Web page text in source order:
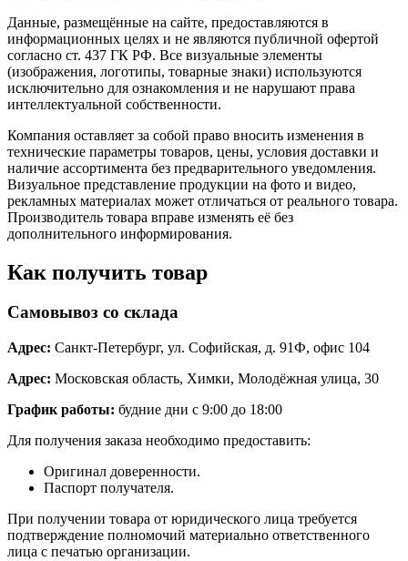
Данные, размещённые на сайте, предоставляются в
информационных целях и не являются публичной офертой
согласно ст. 437 ГК РФ. Все визуальные элементы
(изображения, логотипы, товарные знаки) используются
исключительно для ознакомления и не нарушают права
интеллектуальной собственности.
Компания оставляет за собой право вносить изменения в
технические параметры товаров, цены, условия доставки и
наличие ассортимента без предварительного уведомления.
Визуальное представление продукции на фото и видео,
рекламных материалах может отличаться от реального товара.
Производитель товара вправе изменять её без
дополнительного информирования.
Как получить товар
Самовывоз со склада
Адрес: Санкт-Петербург, ул. Софийская, д. 91Ф, офис 104
Адрес: Московская область, Химки, Молодёжная улица, 30
График работы: будние дни с 9:00 до 18:00
Для получения заказа необходимо предоставить:
Оригинал доверенности.
Паспорт получателя.
При получении товара от юридического лица требуется
подтверждение полномочий материально ответственного
лица с печатью организации.